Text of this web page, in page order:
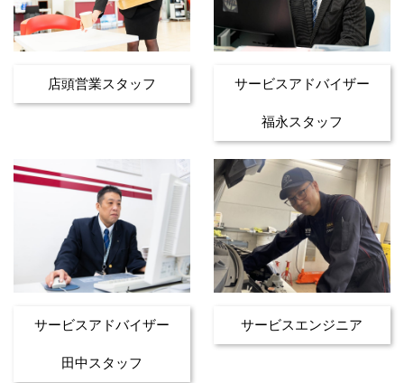
店頭営業スタッフ サービスアドバイザー
福永スタッフ
サービスアドバイザー
田中スタッフ
サービスエンジニア